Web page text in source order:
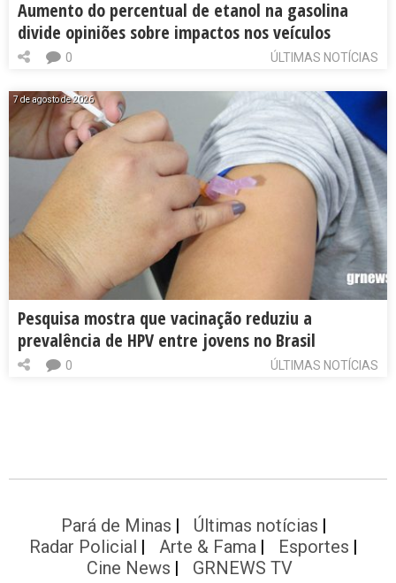
Aumento do percentual de etanol na gasolina
divide opiniões sobre impactos nos veículos
ÚLTIMAS NOTÍCIAS
0
7 de agosto de 2026
Pesquisa mostra que vacinação reduziu a
prevalência de HPV entre jovens no Brasil
ÚLTIMAS NOTÍCIAS
0
Pará de Minas
Últimas notícias
Radar Policial
Arte & Fama
Esportes
Cine News
GRNEWS TV